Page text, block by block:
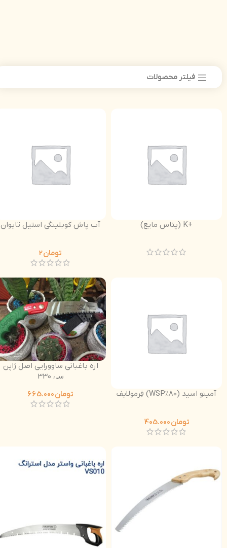
فیلتر محصولات
+K (پتاس مایع) آب پاش کوبلینگی استیل تایوان
تومان
آمینو اسید (80%WSP) فِرمولایف
تومان
اره باغبانی ساوورایی اصل ژاپن
سی 330
تومان